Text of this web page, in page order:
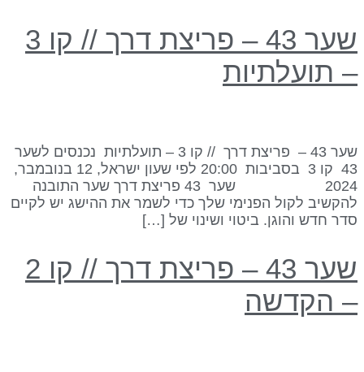
שער 43 – פריצת דרך // קו 3
תועלתיות
שער 43 – פריצת דרך // קו 3 – תועלתיות נכנסים לשער
43 קו 3 בסביבות 20:00 לפי שעון ישראל, 12 בנובמבר,
2024 שער 43 פריצת דרך שער התובנה
לקול הפנימי שלך כדי לשמר את ההישג יש לקיים
חדש והוגן. ביטוי ושינוי של […]
שער 43 – פריצת דרך // קו 2
הקדשה